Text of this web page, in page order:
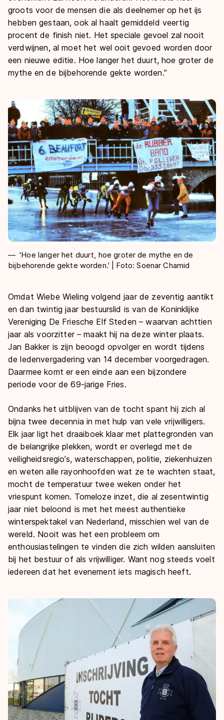
groots voor de mensen die als deelnemer op het ijs
hebben gestaan, ook al haalt gemiddeld veertig
procent de finish niet. Het speciale gevoel zal nooit
verdwijnen, al moet het wel ooit gevoed worden door
een nieuwe editie. Hoe langer het duurt, hoe groter de
mythe en de bijbehorende gekte worden.”
'Hoe langer het duurt, hoe groter de mythe en de
bijbehorende gekte worden.' | Foto: Soenar Chamid
Omdat Wiebe Wieling volgend jaar de zeventig aantikt
en dan twintig jaar bestuurslid is van de Koninklijke
Vereniging De Friesche Elf Steden – waarvan achttien
jaar als voorzitter – maakt hij na deze winter plaats.
Jan Bakker is zijn beoogd opvolger en wordt tijdens
de ledenvergadering van 14 december voorgedragen.
Daarmee komt er een einde aan een bijzondere
periode voor de 69-jarige Fries.
Ondanks het uitblijven van de tocht spant hij zich al
bijna twee decennia in met hulp van vele vrijwilligers.
Elk jaar ligt het draaiboek klaar met plattegronden van
de belangrijke plekken, wordt er overlegd met de
veiligheidsregio’s, waterschappen, politie, ziekenhuizen
en weten alle rayonhoofden wat ze te wachten staat,
mocht de temperatuur twee weken onder het
vriespunt komen. Tomeloze inzet, die al zesentwintig
jaar niet beloond is met het meest authentieke
winterspektakel van Nederland, misschien wel van de
wereld. Nooit was het een probleem om
enthousiastelingen te vinden die zich wilden aansluiten
bij het bestuur of als vrijwilliger. Want nog steeds voelt
iedereen dat het evenement iets magisch heeft.